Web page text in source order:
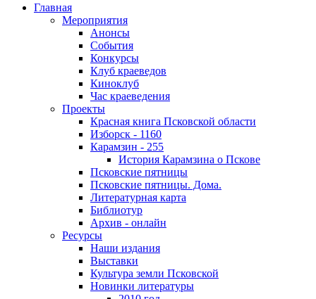
Главная
Мероприятия
Анонсы
События
Конкурсы
Клуб краеведов
Киноклуб
Час краеведения
Проекты
Красная книга Псковской области
Изборск - 1160
Карамзин - 255
История Карамзина о Пскове
Псковские пятницы
Псковские пятницы. Дома.
Литературная карта
Библиотур
Архив - онлайн
Ресурсы
Наши издания
Выставки
Культура земли Псковской
Новинки литературы